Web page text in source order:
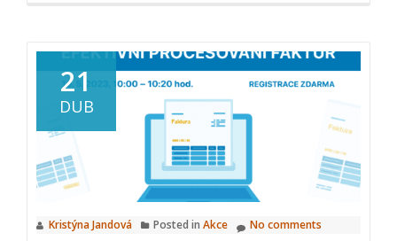
Digitalizace
pracovněprávní
agendy,
management
a
digitální
firma,
21
DUB
Kristýna Jandová Posted in Akce No comments